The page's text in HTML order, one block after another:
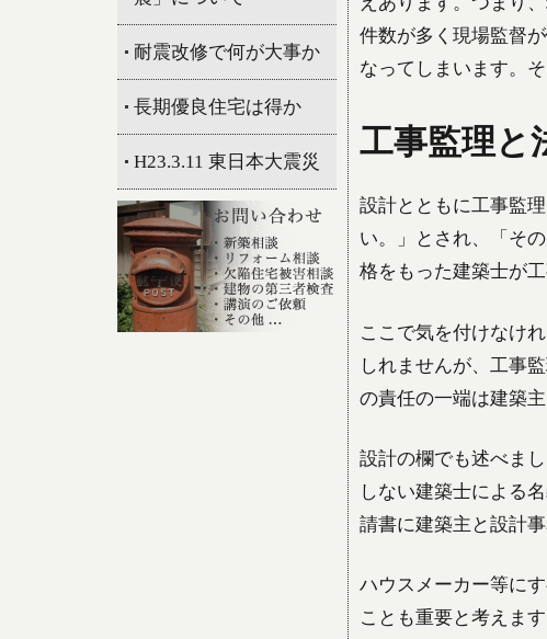
耐震改修で何が大事か
長期優良住宅は得か
H23.3.11 東日本大震災
件数が多く現場監督
なってしまいます。
工事監理と
設計とともに工事監
い。」とされ、「そ
格をもった建築士が
ここで気を付けなけ
しれませんが、工事
の責任の一端は建築
設計の欄でも述べま
しない建築士による
請書に建築主と設計
ハウスメーカー等に
ことも重要と考えま